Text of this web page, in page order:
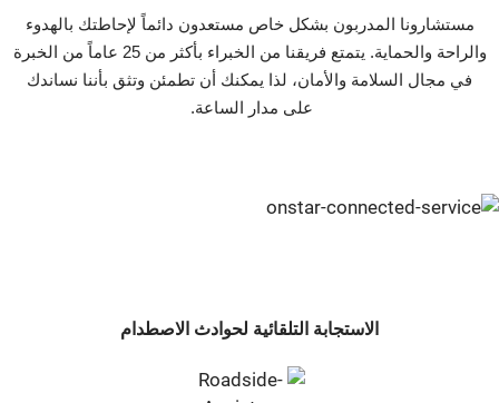
مستشارونا المدربون بشكل خاص مستعدون دائماً لإحاطتك بالهدوء
والراحة والحماية. يتمتع فريقنا من الخبراء بأكثر من 25 عاماً من الخبرة
في مجال السلامة والأمان، لذا يمكنك أن تطمئن وتثق بأننا نساندك
على مدار الساعة. ‬‬‬‬‬‬‬‬‬
الاستجابة التلقائية لحوادث الاصطدام